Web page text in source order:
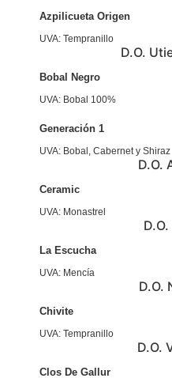
Azpilicueta Origen
UVA: Tempranillo
D.O.
Bobal Negro
UVA: Bobal 100%
Generación 1
UVA: Bobal, Cabernet y Shiraz
D.O.
Ceramic
UVA: Monastrel
La Escucha
UVA: Mencía
D.O.
Chivite
UVA: Tempranillo
D.O.
Clos De Gallur